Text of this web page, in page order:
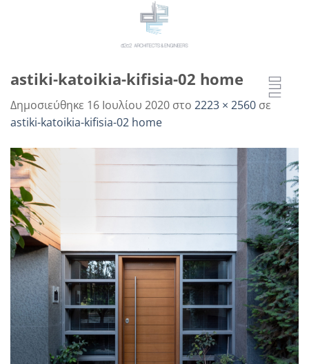
astiki-katoikia-kifisia-02 home
Δημοσιεύθηκε 16 Ιουλίου 2020 στο 2223 × 2560 σε
astiki-katoikia-kifisia-02 home